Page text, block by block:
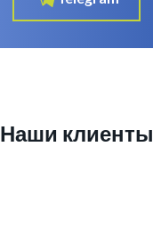
Наши клиенты